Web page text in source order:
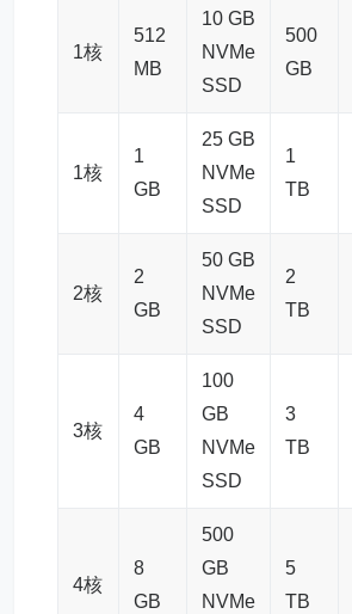
1核
512
MB
10 GB
NVMe
SSD
500
GB
1核
1
GB
25 GB
NVMe
SSD
1
TB
2核
2
GB
50 GB
NVMe
SSD
2
TB
3核
4
GB
100
GB
NVMe
SSD
3
TB
4核
8
GB
500
GB
NVMe
5
TB